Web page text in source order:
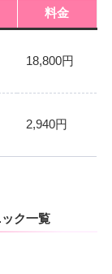
料金
18,800円
2,940円
ク一覧